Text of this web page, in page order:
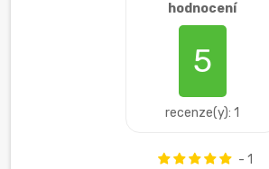
hodnocení
5
recenze(y): 1
- 1